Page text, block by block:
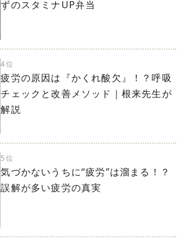
ずのスタミナUP弁当
4位
疲労の原因は『かくれ酸欠』！？呼吸
チェックと改善メソッド｜根来先生が
解説
5位
気づかないうちに“疲労”は溜まる！？
誤解が多い疲労の真実